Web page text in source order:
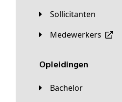
Sollicitanten
Medewerkers
Opleidingen
Bachelor